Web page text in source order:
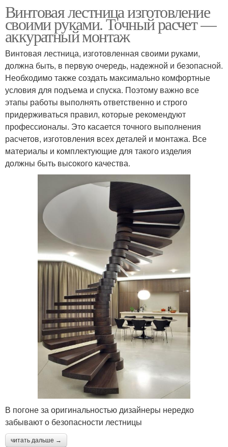
Винтовая лестница изготовление
своими руками. Точный расчет —
аккуратный монтаж
Винтовая лестница, изготовленная своими руками,
должна быть, в первую очередь, надежной и безопасной.
Необходимо также создать максимально комфортные
условия для подъема и спуска. Поэтому важно все
этапы работы выполнять ответственно и строго
придерживаться правил, которые рекомендуют
профессионалы. Это касается точного выполнения
расчетов, изготовления всех деталей и монтажа. Все
материалы и комплектующие для такого изделия
должны быть высокого качества.
В погоне за оригинальностью дизайнеры нередко
забывают о безопасности лестницы
читать дальше →